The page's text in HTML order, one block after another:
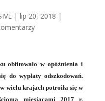
| lip 20, 2018 |
obfitowało w opóźnienia i
do wypłaty odszkodowań.
wielu krajach potroiła się w
miesiącami 2017 r.